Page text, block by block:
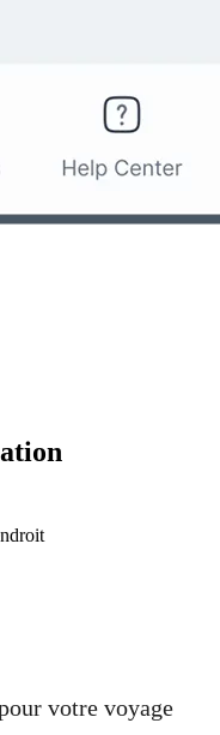
votre voyage